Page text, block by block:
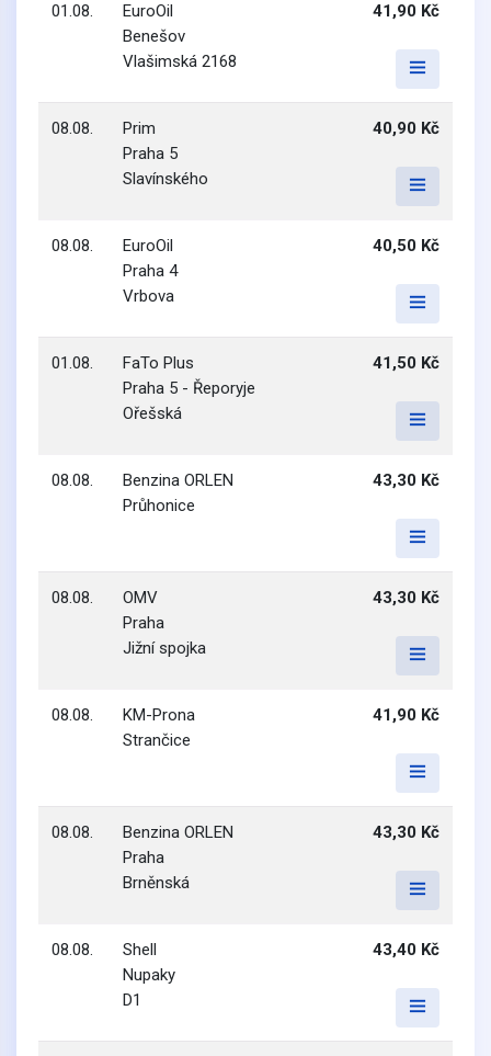
01.08.
EuroOil
Benešov
Vlašimská 2168
41,90 Kč
08.08.
Prim
Praha 5
Slavínského
40,90 Kč
08.08.
EuroOil
Praha 4
Vrbova
40,50 Kč
01.08.
FaTo Plus
Praha 5 - Řeporyje
Ořešská
41,50 Kč
08.08.
Benzina ORLEN
Průhonice
43,30 Kč
08.08.
OMV
Praha
Jižní spojka
43,30 Kč
08.08.
KM-Prona
Strančice
41,90 Kč
08.08.
Benzina ORLEN
Praha
Brněnská
43,30 Kč
08.08.
Shell
Nupaky
D1
43,40 Kč